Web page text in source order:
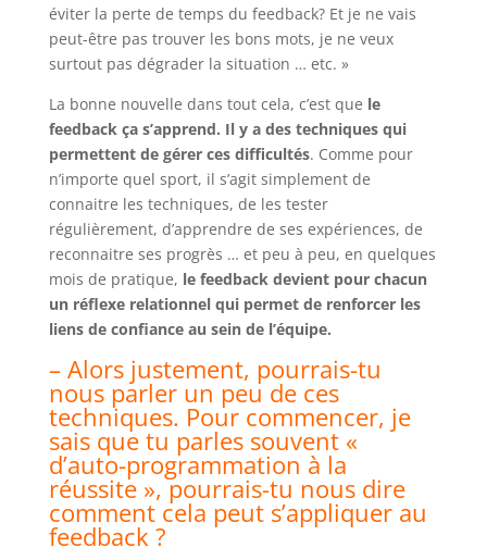
éviter la perte de temps du feedback? Et je ne vais
peut-être pas trouver les bons mots, je ne veux
surtout pas dégrader la situation … etc. »
La bonne nouvelle dans tout cela, c’est que le
feedback ça s’apprend. Il y a des techniques qui
permettent de gérer ces difficultés. Comme pour
n’importe quel sport, il s’agit simplement de
connaitre les techniques, de les tester
régulièrement, d’apprendre de ses expériences, de
reconnaitre ses progrès … et peu à peu, en quelques
mois de pratique, le feedback devient pour chacun
un réflexe relationnel qui permet de renforcer les
liens de confiance au sein de l’équipe.
– Alors justement, pourrais-tu
nous parler un peu de ces
techniques. Pour commencer, je
sais que tu parles souvent «
d’auto-programmation à la
réussite », pourrais-tu nous dire
comment cela peut s’appliquer au
feedback ?